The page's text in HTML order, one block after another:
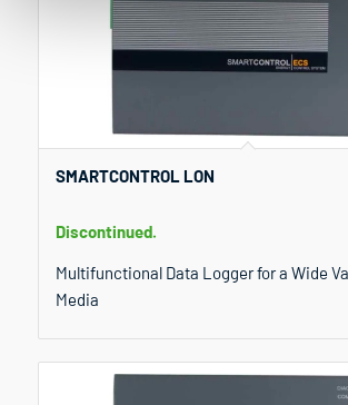
SMARTCONTROL LON
Discontinued.
Multifunctional Data Logger for a Wide
Media